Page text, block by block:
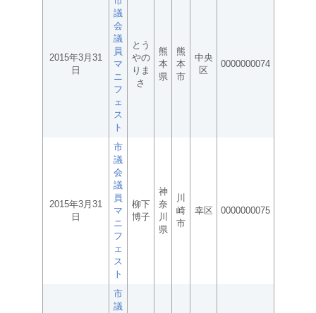
2015年3月31
日
議
会
議
員
マ
ニ
フ
ェ
ス
ト
とう
やの
りま
さ
熊
本
県
熊
本
市
中央
区
0000000074
2015年3月31
日
市
議
会
議
員
マ
ニ
フ
ェ
ス
ト
柳下
博子
神
奈
川
県
川
崎
市
幸区 0000000075
市
議